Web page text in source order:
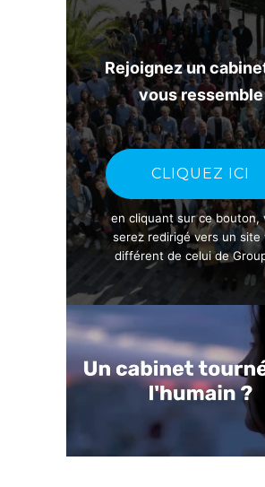
Rejoignez un
vous ressemble
CLIQUEZ ICI
en cliquant sur ce bouton,
serez redirigé vers un site
différent de celui de